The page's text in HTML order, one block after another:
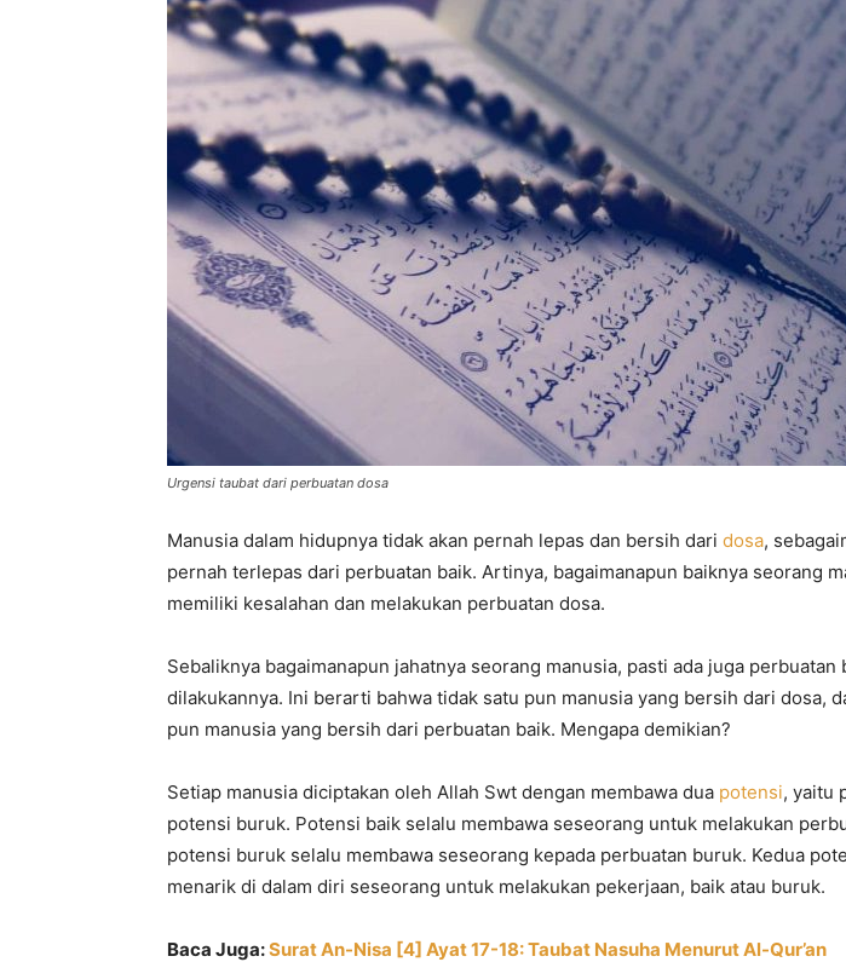
Tafsir
Indonesia
Urgensi taubat dari perbuatan dosa
Manusia dalam hidupnya tidak akan pernah lepas dan bersih dari dosa,
pernah terlepas dari perbuatan baik. Artinya, bagaimanapun baiknya seorang
memiliki kesalahan dan melakukan perbuatan dosa.
Sebaliknya bagaimanapun jahatnya seorang manusia, pasti ada juga perbuatan
dilakukannya. Ini berarti bahwa tidak satu pun manusia yang bersih dari dosa,
pun manusia yang bersih dari perbuatan baik. Mengapa demikian?
Setiap manusia diciptakan oleh Allah Swt dengan membawa dua potensi, yaitu
potensi buruk. Potensi baik selalu membawa seseorang untuk melakukan
potensi buruk selalu membawa seseorang kepada perbuatan buruk. Kedua
menarik di dalam diri seseorang untuk melakukan pekerjaan, baik atau buruk.
Baca Juga:Surat An-Nisa [4] Ayat 17-18: Taubat Nasuha Menurut Al-Qur’an